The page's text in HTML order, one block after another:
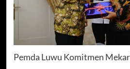
Pemda Luwu Komitmen